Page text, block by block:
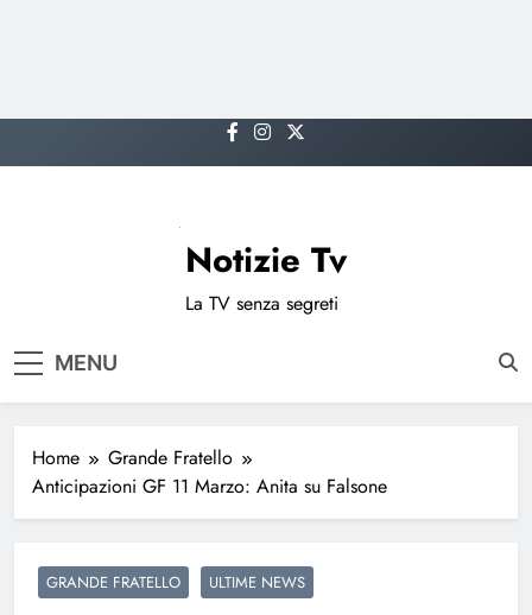
to
Notizie Tv
La TV senza segreti
MENU
Home
Grande Fratello
Anticipazioni GF 11 Marzo: Anita su Falsone
GRANDE FRATELLO ULTIME NEWS